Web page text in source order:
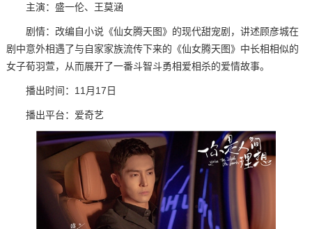
主演： 盛一伦、王莫涵
剧情：改编自小说《仙女腾天图》的现代甜宠剧，讲述顾彦城在
剧中意外相遇了与自家家族流传下来的《仙女腾天图》中长相相似的
女子荀羽萱，从而展开了一番斗智斗勇相爱相杀的爱情故事。
播出时间：11月17日
播出平台：爱奇艺